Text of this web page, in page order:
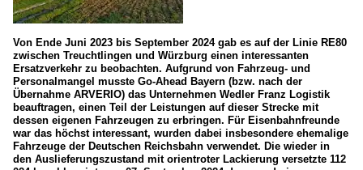
Von Ende Juni 2023 bis September 2024 gab es auf der Linie RE80
zwischen Treuchtlingen und Würzburg einen interessanten
Ersatzverkehr zu beobachten. Aufgrund von Fahrzeug- und
Personalmangel musste Go-Ahead Bayern (bzw. nach der
Übernahme ARVERIO) das Unternehmen Wedler Franz Logistik
beauftragen, einen Teil der Leistungen auf dieser Strecke mit
dessen eigenen Fahrzeugen zu erbringen. Für Eisenbahnfreunde
war das höchst interessant, wurden dabei insbesondere ehemalige
Fahrzeuge der Deutschen Reichsbahn verwendet. Die wieder in
den Auslieferungszustand mit orientroter Lackierung versetzte 112